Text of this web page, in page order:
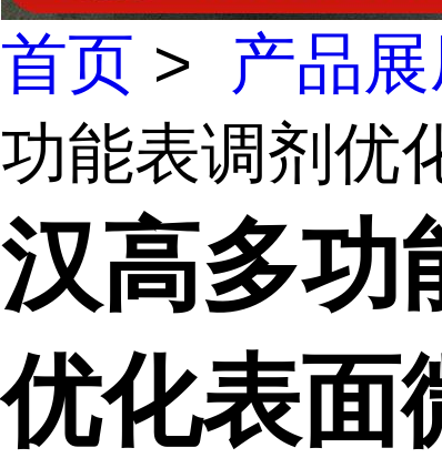
首页 > 产品
功能表调剂优
汉高多功
优化表面